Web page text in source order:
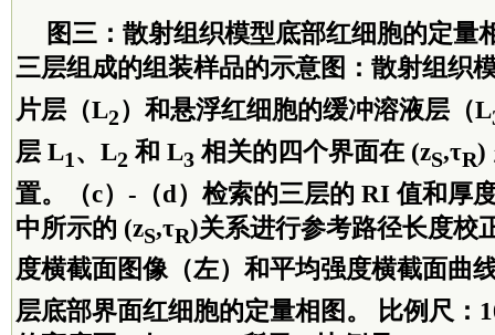
图三：散射组织模型底部红细胞的定量
三层组成的组装样品的示意图：散射组织
片层（L2）和悬浮红细胞的缓冲溶液层（L
层 L1 、L2 和 L3 相关的四个界面在 (zS,τR)
置。（c）-（d）检索的三层的 RI 值和厚
中所示的 (zS,τR)关系进行参考路径长度校
度横截面图像（左）和平均强度横截面曲
层底部界面红细胞的定量相图。 比例尺：